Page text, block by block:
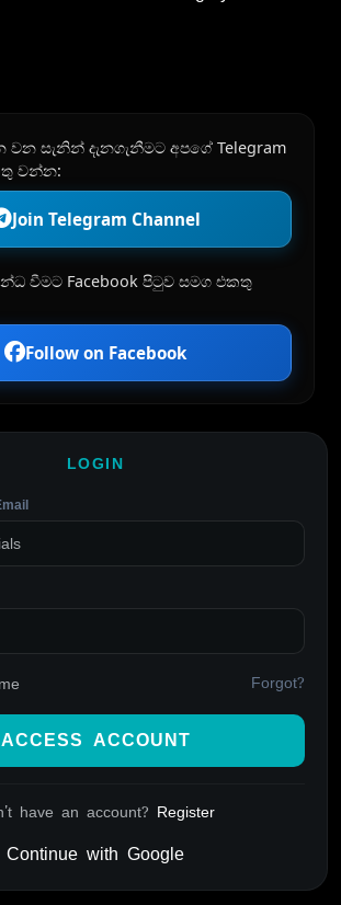
වන සැනින් දැනගැනීමට අපගේ Telegram
වන්න:
Join Telegram Channel
වීමට Facebook පිටුව සමග එකතු
Follow on Facebook
LOGIN
Forgot?
ACCESS ACCOUNT
have an account? Register
Continue with Google